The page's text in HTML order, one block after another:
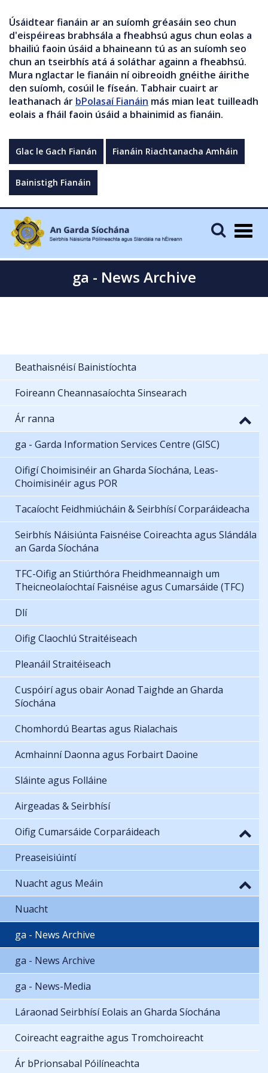
Úsáidtear fianáin ar an suíomh gréasáin seo chun
d'eispéireas brabhsála a fheabhsú agus chun eolas a
bhailiú faoin úsáid a bhaineann tú as an suíomh seo
chun an tseirbhís atá á soláthar againn a fheabhsú.
Mura nglactar le fianáin ní oibreoidh gnéithe áirithe
den suíomh, cosúil le físeán. Tabhair cuairt ar
leathanach ár bPolasaí Fianáin más mian leat tuilleadh
eolais a fháil faoin úsáid a bhainimid as fianáin.
Glac le Gach Fianán Fianáin Riachtanacha Amháin
Bainistigh Fianáin
ga - News Archive
Beathaisnéisí Bainistíochta
Foireann Cheannasaíochta Sinsearach
Ár ranna
ga - Garda Information Services Centre (GISC)
Oifigí Choimisinéir an Gharda Síochána, Leas-
Choimisinéir agus POR
Tacaíocht Feidhmiúcháin & Seirbhísí Corparáideacha
Seirbhís Náisiúnta Faisnéise Coireachta agus Slándála
an Garda Síochána
TFC-Oifig an Stiúrthóra Fheidhmeannaigh um
Theicneolaíochtaí Faisnéise agus Cumarsáide (TFC)
Dlí
Oifig Claochlú Straitéiseach
Pleanáil Straitéiseach
Cuspóirí agus obair Aonad Taighde an Gharda
Síochána
Chomhordú Beartas agus Rialachais
Acmhainní Daonna agus Forbairt Daoine
Sláinte agus Folláine
Airgeadas & Seirbhísí
Oifig Cumarsáide Corparáideach
Preaseisiúintí
Nuacht agus Meáin
Nuacht
ga - News Archive
ga - News Archive
ga - News-Media
Láraonad Seirbhísí Eolais an Gharda Síochána
Coireacht eagraithe agus Tromchoireacht
Ár bPrionsabal Póilíneachta